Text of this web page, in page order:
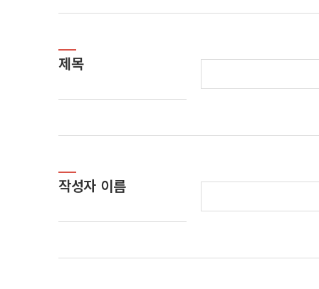
제목
작성자 이름